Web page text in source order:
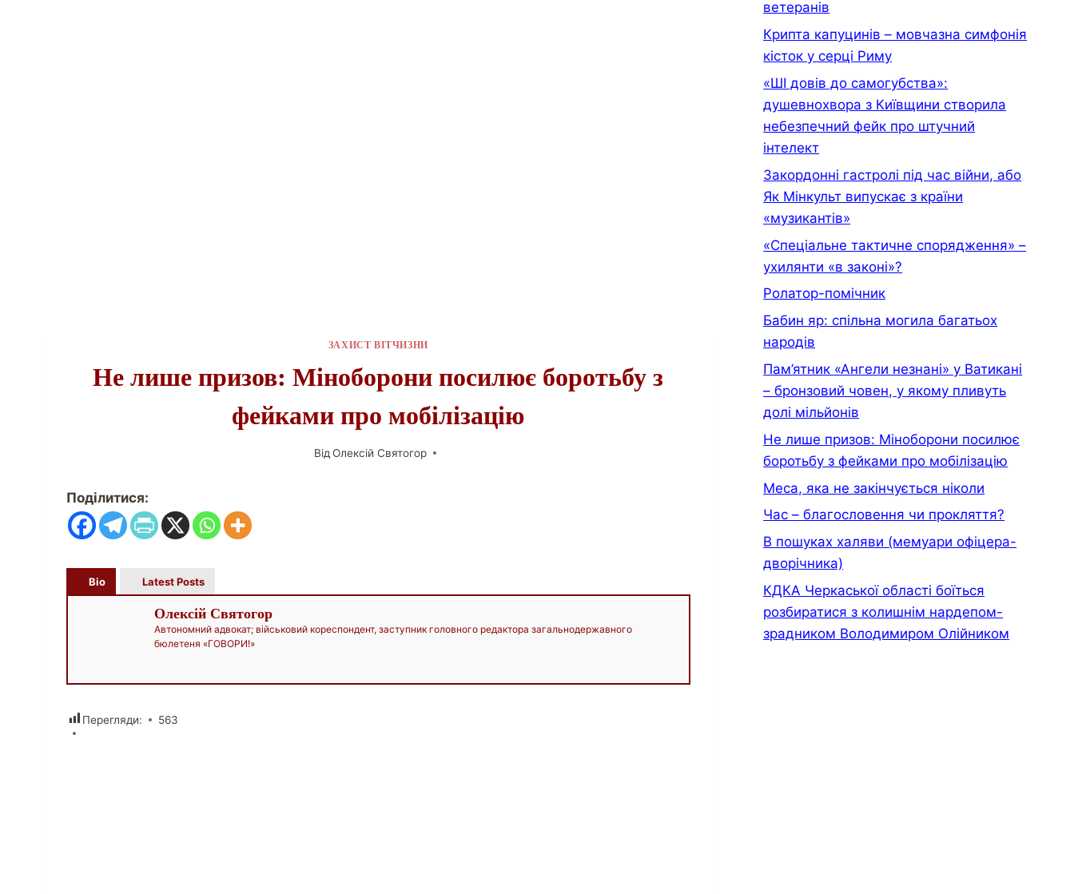
ЗАХИСТ ВІТЧИЗНИ
Не лише призов: Міноборони посилює боротьбу з
фейками про мобілізацію
Від Олексій Святогор
Поділитися:
Bio Latest Posts
Олексій Святогор
Автономний адвокат; військовий кореспондент, заступник головного редактора загальнодержавного
бюлетеня «ГОВОРИ!»
Перегляди: 563
ветеранів
Крипта капуцинів – мовчазна симфонія
кісток у серці Риму
«ШІ довів до самогубства»:
душевнохвора з Київщини створила
небезпечний фейк про штучний
інтелект
Закордонні гастролі під час війни, або
Як Мінкульт випускає з країни
«музикантів»
«Спеціальне тактичне спорядження» –
ухилянти «в законі»?
Ролатор-помічник
Бабин яр: спільна могила багатьох
народів
Пам’ятник «Ангели незнані» у Ватикані
– бронзовий човен, у якому пливуть
долі мільйонів
Не лише призов: Міноборони посилює
боротьбу з фейками про мобілізацію
Меса, яка не закінчується ніколи
Час – благословення чи прокляття?
В пошуках халяви (мемуари офiцера-
дворiчника)
КДКА Черкаської області боїться
розбиратися з колишнім нардепом-
зрадником Володимиром Олійником